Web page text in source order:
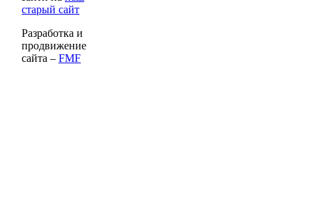
старый сайт
Разработка и
продвижение
сайта – FMF